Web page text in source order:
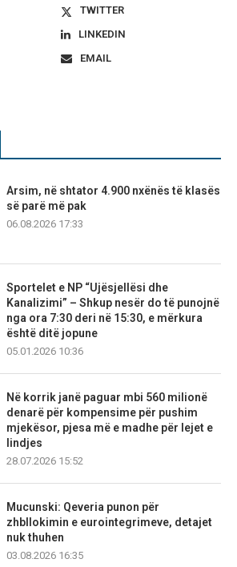
TWITTER
LINKEDIN
EMAIL
Arsim, në shtator 4.900 nxënës të klasës
së parë më pak
06.08.2026 17:33
Sportelet e NP “Ujësjellësi dhe
Kanalizimi” – Shkup nesër do të punojnë
nga ora 7:30 deri në 15:30, e mërkura
është ditë jopune
05.01.2026 10:36
Në korrik janë paguar mbi 560 milionë
denarë për kompensime për pushim
mjekësor, pjesa më e madhe për lejet e
lindjes
28.07.2026 15:52
Mucunski: Qeveria punon për
zhbllokimin e eurointegrimeve, detajet
nuk thuhen
03.08.2026 16:35